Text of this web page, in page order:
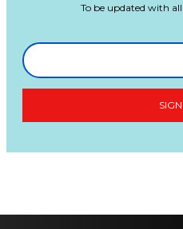
To be updated with